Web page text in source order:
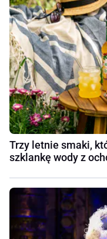
Trzy letnie smaki,
szklankę wody z